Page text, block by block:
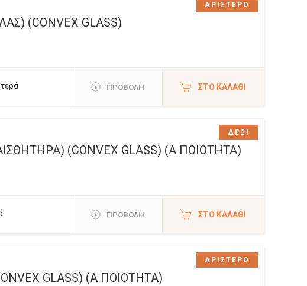
(CONVEX GLASS)
ΠΡΟΒΟΛΗ ΣΤΟ ΚΑΛΆΘΙ
ΑΡΙΣΤΕΡΟ
(CONVEX GLASS) (Α ΠΟΙΟΤΗΤΑ)
ΠΡΟΒΟΛΗ ΣΤΟ ΚΑΛΆΘΙ
ΔΕΞΙ
GLASS) (Α ΠΟΙΟΤΗΤΑ)
ΑΡΙΣΤΕΡΟ